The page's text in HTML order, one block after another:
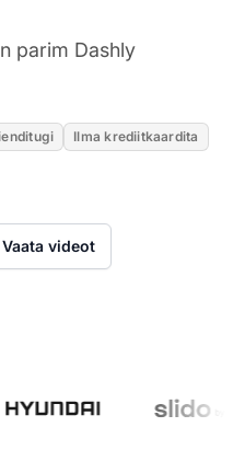
parim Dashly
Ilma krediitkaardita
Vaata videot